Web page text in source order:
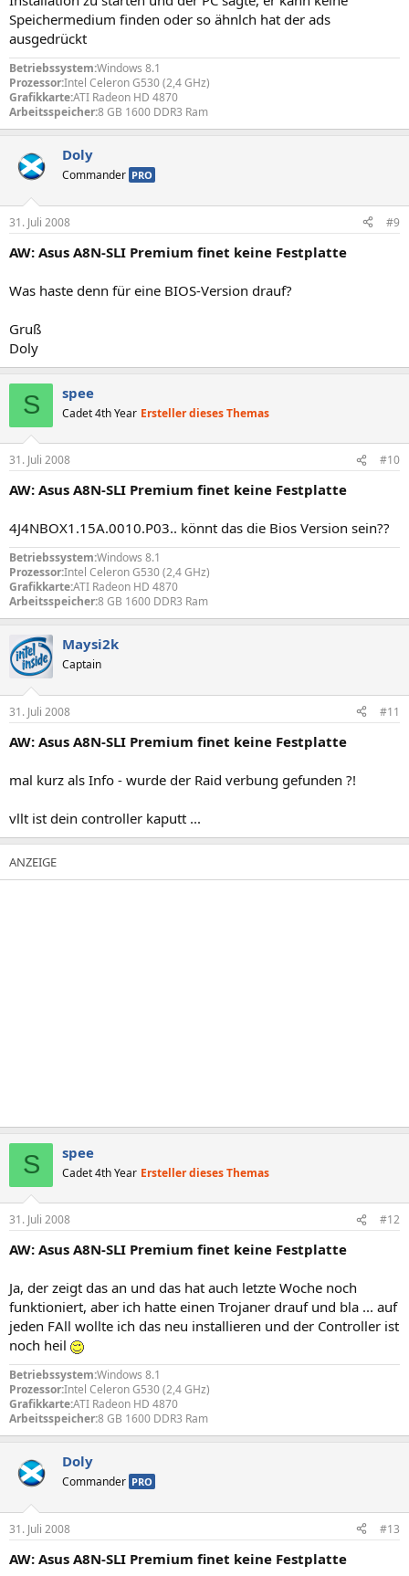
Speichermedium finden oder so ähnlch hat der ads
ausgedrückt
Betriebssystem:Windows 8.1
Prozessor:Intel Celeron G530 (2,4 GHz)
Grafikkarte:ATI Radeon HD 4870
Arbeitsspeicher:8 GB 1600 DDR3 Ram
Doly
Commander PRO
31. Juli 2008 #9
AW: Asus A8N-SLI Premium finet keine Festplatte
Was haste denn für eine BIOS-Version drauf?
Gruß
Doly
S spee
Cadet 4th Year Ersteller dieses Themas
31. Juli 2008 #10
AW: Asus A8N-SLI Premium finet keine Festplatte
4J4NBOX1.15A.0010.P03.. könnt das die Bios Version sein??
Betriebssystem:Windows 8.1
Prozessor:Intel Celeron G530 (2,4 GHz)
Grafikkarte:ATI Radeon HD 4870
Arbeitsspeicher:8 GB 1600 DDR3 Ram
Maysi2k
Captain
31. Juli 2008 #11
AW: Asus A8N-SLI Premium finet keine Festplatte
mal kurz als Info - wurde der Raid verbung gefunden ?!
vllt ist dein controller kaputt ...
S spee
Cadet 4th Year Ersteller dieses Themas
31. Juli 2008 #12
AW: Asus A8N-SLI Premium finet keine Festplatte
Ja, der zeigt das an und das hat auch letzte Woche noch
funktioniert, aber ich hatte einen Trojaner drauf und bla ... auf
jeden FAll wollte ich das neu installieren und der Controller ist
noch heil
Betriebssystem:Windows 8.1
Prozessor:Intel Celeron G530 (2,4 GHz)
Grafikkarte:ATI Radeon HD 4870
Arbeitsspeicher:8 GB 1600 DDR3 Ram
Doly
Commander PRO
31. Juli 2008 #13
AW: Asus A8N-SLI Premium finet keine Festplatte